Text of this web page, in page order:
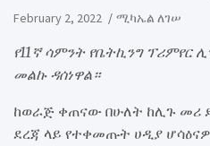
February 2, 2022 ሚካኤል ለገሠ
የ11ኛ ሳምንት የቤትኪንግ
መልኩ ዳሰነዋል።
ከወራጅ ቀጠናው በሁለት ከሊጉ መሪ
ደረጃ ላይ የተቀመጡት ሀዲያ